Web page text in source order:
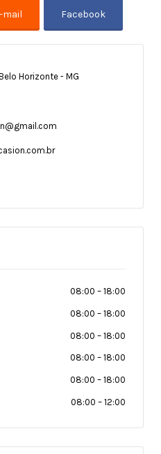
Horizonte - MG
08:00 – 18:00
08:00 – 18:00
08:00 – 18:00
08:00 – 18:00
08:00 – 18:00
08:00 – 12:00